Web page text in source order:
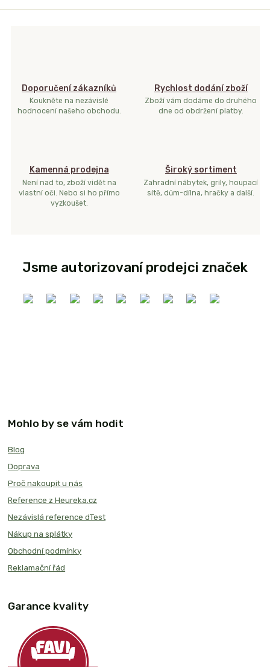
Doporučení zákazníků
Koukněte na nezávislé
hodnocení našeho obchodu.
Rychlost dodání zboží
Zboží vám dodáme do druhého
dne od obdržení platby.
Kamenná prodejna
Není nad to, zboží vidět na
vlastní oči. Nebo si ho přímo
vyzkoušet.
Široký sortiment
Zahradní nábytek, grily, houpací
sítě, dům-dílna, hračky a další.
Jsme autorizovaní prodejci značek
Mohlo by se vám hodit
Blog
Doprava
Proč nakoupit u nás
Reference z Heureka.cz
Nezávislá reference dTest
Nákup na splátky
Obchodní podmínky
Reklamační řád
Garance kvality